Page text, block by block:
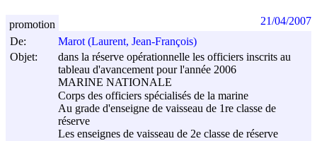
De:
Marot (Laurent, Jean-François)
Objet:
dans la réserve opérationnelle les officiers inscrits au
tableau d'avancement pour l'année 2006
MARINE NATIONALE
Corps des officiers spécialisés de la marine
Au grade d'enseigne de vaisseau de 1re classe de
réserve
Les enseignes de vaisseau de 2e classe de réserve
promotion 21/04/2007